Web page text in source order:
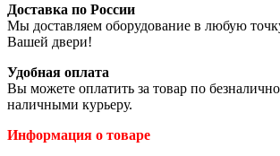
Доставка по России
Мы доставляем оборудование в любую
Вашей двери!
Удобная оплата
Вы можете оплатить за товар по
наличными курьеру.
Информация о товаре